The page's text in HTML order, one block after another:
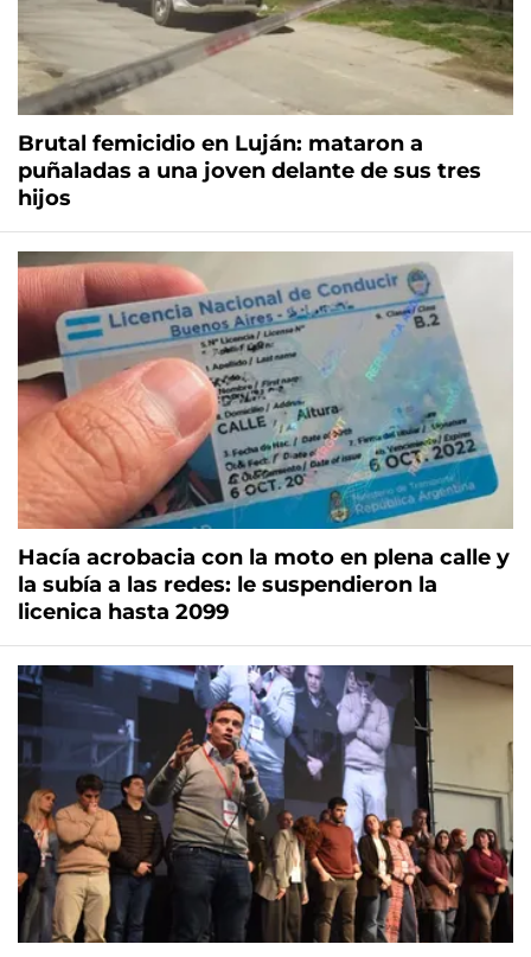
Brutal femicidio en Luján: mataron a
puñaladas a una joven delante de sus tres
hijos
Hacía acrobacia con la moto en plena calle y
la subía a las redes: le suspendieron la
licenica hasta 2099